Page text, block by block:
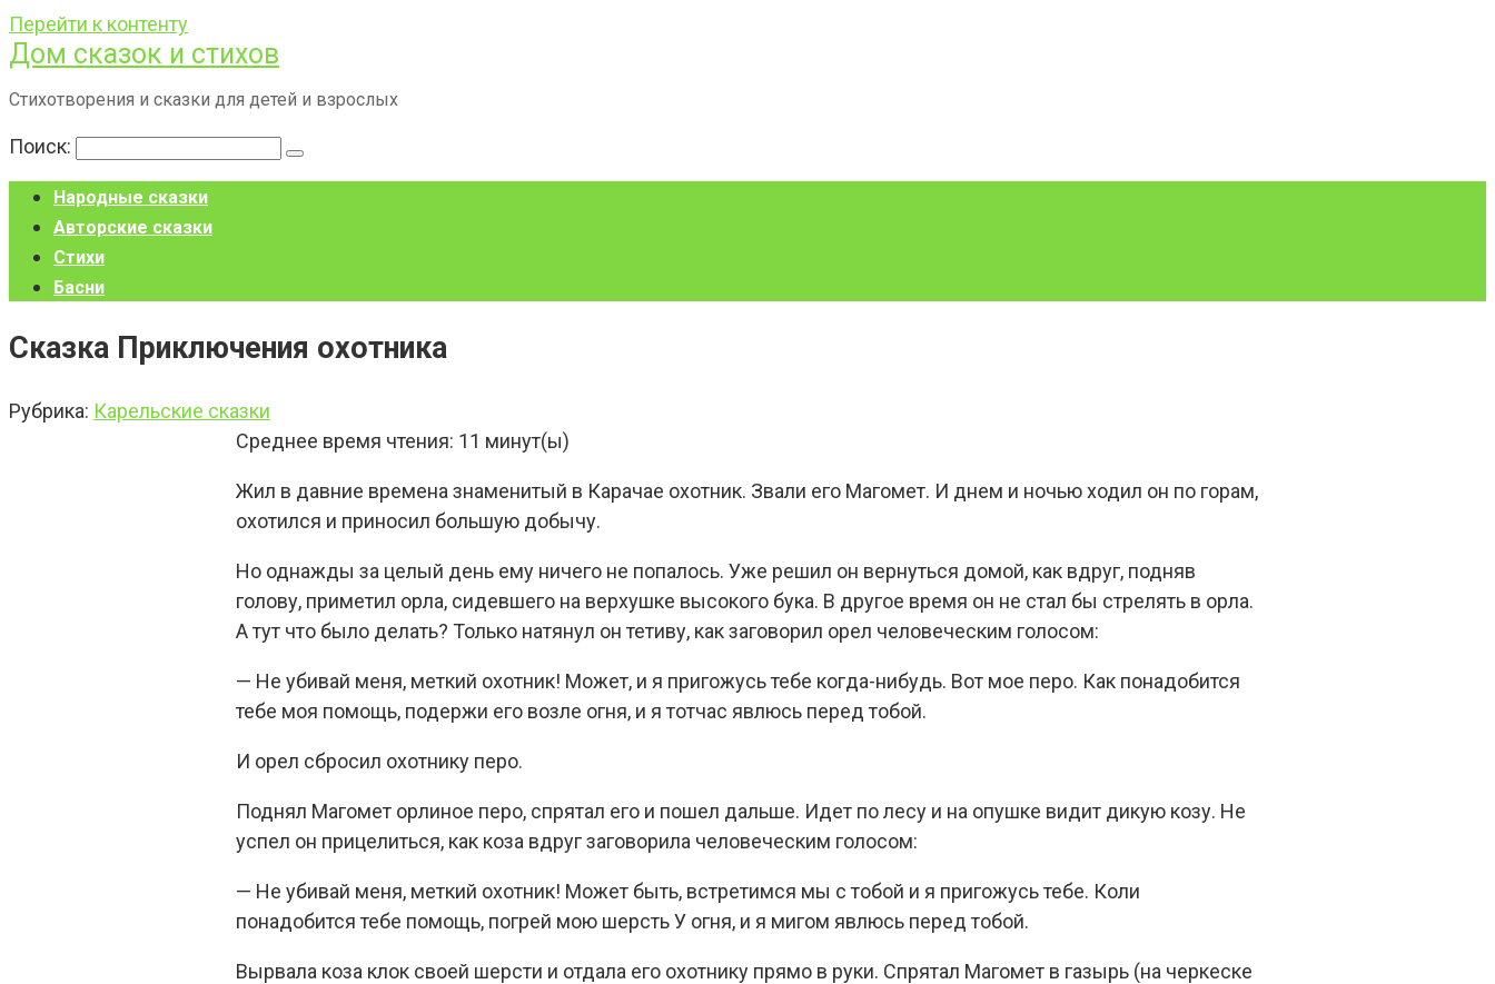
Перейти к контенту
Дом сказок и стихов
Стихотворения и сказки для детей и взрослых
Поиск:
Народные сказки
Авторские сказки
Стихи
Басни
Сказка Приключения охотника
Рубрика: Карельские сказки
Среднее время чтения: 11 минут(ы)
Жил в давние времена знаменитый в Карачае охотник. Звали его Магомет. И днем и ночью ходил он по горам,
охотился и приносил большую добычу.
Но однажды за целый день ему ничего не попалось. Уже решил он вернуться домой, как вдруг, подняв
голову, приметил орла, сидевшего на верхушке высокого бука. В другое время он не стал бы стрелять в орла.
А тут что было делать? Только натянул он тетиву, как заговорил орел человеческим голосом:
— Не убивай меня, меткий охотник! Может, и я пригожусь тебе когда-нибудь. Вот мое перо. Как понадобится
тебе моя помощь, подержи его возле огня, и я тотчас явлюсь перед тобой.
И орел сбросил охотнику перо.
Поднял Магомет орлиное перо, спрятал его и пошел дальше. Идет по лесу и на опушке видит дикую козу. Не
успел он прицелиться, как коза вдруг заговорила человеческим голосом:
— Не убивай меня, меткий охотник! Может быть, встретимся мы с тобой и я пригожусь тебе. Коли
понадобится тебе помощь, погрей мою шерсть У огня, и я мигом явлюсь перед тобой.
Вырвала коза клок своей шерсти и отдала его охотнику прямо в руки. Спрятал Магомет в газырь (на черкеске